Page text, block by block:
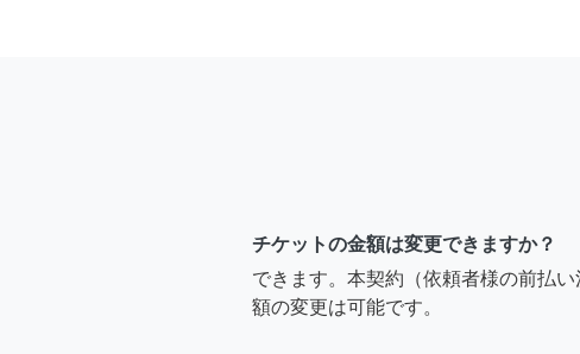
チケットの金額は変更できますか？
できます。本契約（依頼者様の前払
額の変更は可能です。